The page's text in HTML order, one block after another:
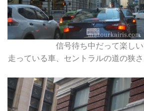
信号待ち中だって楽しい
走っている車、セントラルの道の狭さ